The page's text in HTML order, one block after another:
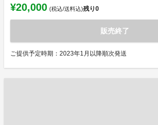
¥20,000 (税込/送料込)残り0
販売終了
ご提供予定時期：2023年1月以降順次発送